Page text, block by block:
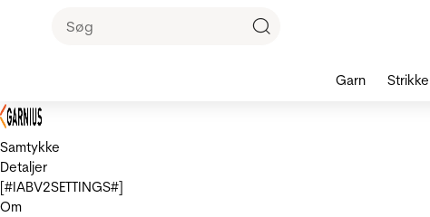
Samtykke
Detaljer
[#IABV2SETTINGS#]
Om
Garn